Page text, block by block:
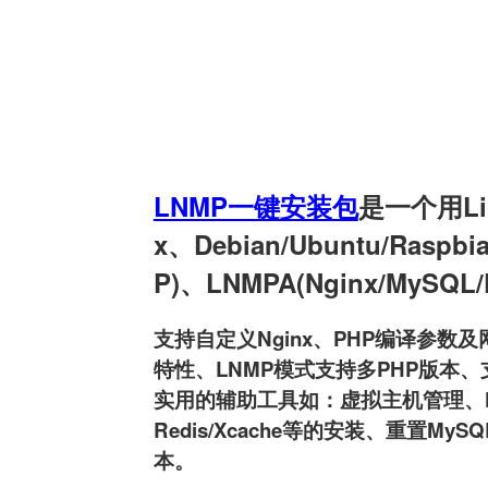
LNMP一键安装包是一个用
x、Debian/Ubuntu/
P)、LNMPA(Nginx/
支持自定义Nginx、PHP编译参数及
特性、LNMP模式支持多PHP版本
实用的辅助工具如：虚拟主机管理
Redis/Xcache等的安装、重置
本。